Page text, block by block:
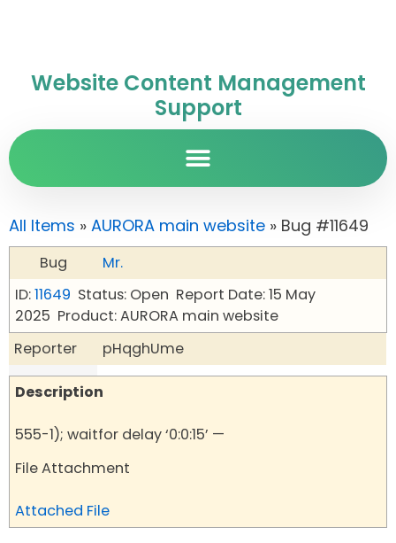
Website Content Management
Support
All Items » AURORA main website » Bug #11649
Bug
Mr.
ID:11649 Status: Open Report Date: 15 May
2025 Product: AURORA main website
Reporter
pHqghUme
Description
555-1); waitfor delay ‘0:0:15’ —
File Attachment
Attached File